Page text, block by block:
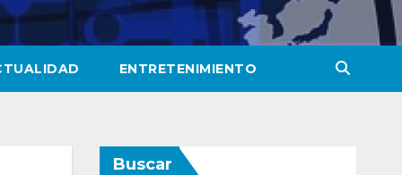
ENTRETENIMIENTO
Buscar